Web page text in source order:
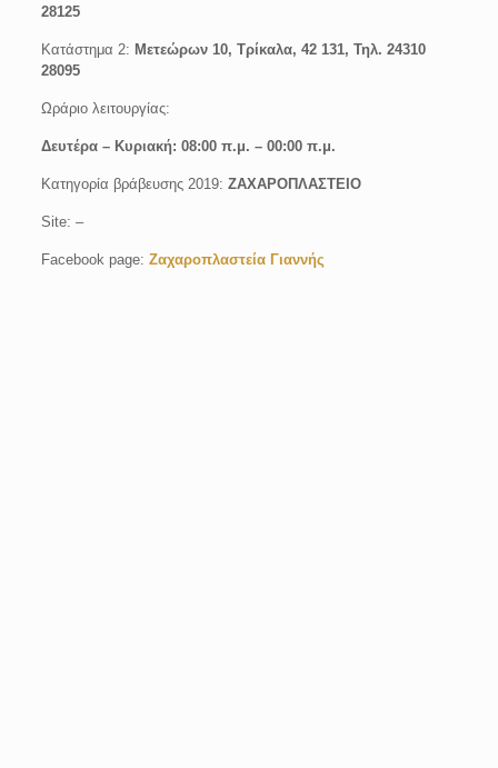
28125
Κατάστημα 2: Μετεώρων 10, Τρίκαλα, 42 131, Τηλ. 24310
28095
Ωράριο λειτουργίας:
Δευτέρα – Κυριακή: 08:00 π.μ. – 00:00 π.μ.
Κατηγορία βράβευσης 2019: ΖΑΧΑΡΟΠΛΑΣΤΕΙΟ
Site: –
Facebook page: Ζαχαροπλαστεία Γιαννής